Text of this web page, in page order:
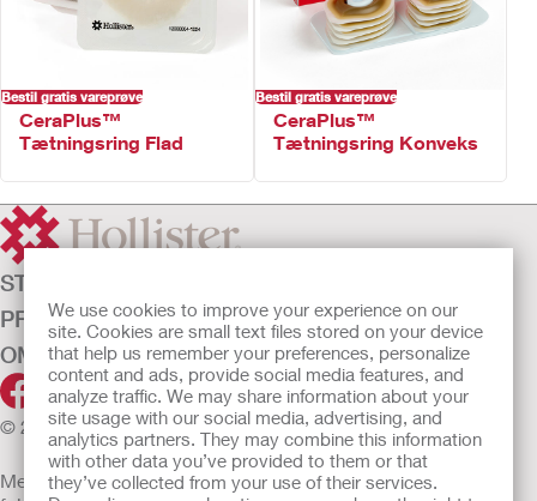
We use cookies to improve your experience on our
site. Cookies are small text files stored on your device
that help us remember your preferences, personalize
content and ads, provide social media features, and
analyze traffic. We may share information about your
site usage with our social media, advertising, and
analytics partners. They may combine this information
with other data you’ve provided to them or that
they’ve collected from your use of their services.
Ikke fremstillet af naturgummilatex
Bestil gratis vareprøve
CeraPlus™
Tætningsring Flad
Bestil gratis vareprøve
CeraPlus™
Tætningsring Konveks
STOMIPLEJE
PRODUKTER
OM OS
© 2026 Hollister Incorporated
Medicinsk udstyr, der sælges i EU, er mærket med et af